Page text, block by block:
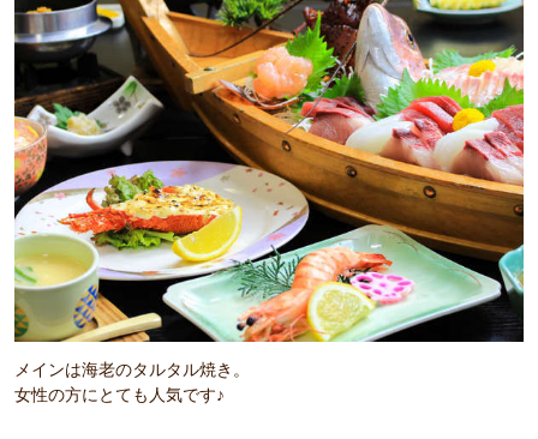
メインは海老のタルタル焼き。
女性の方にとても人気です♪